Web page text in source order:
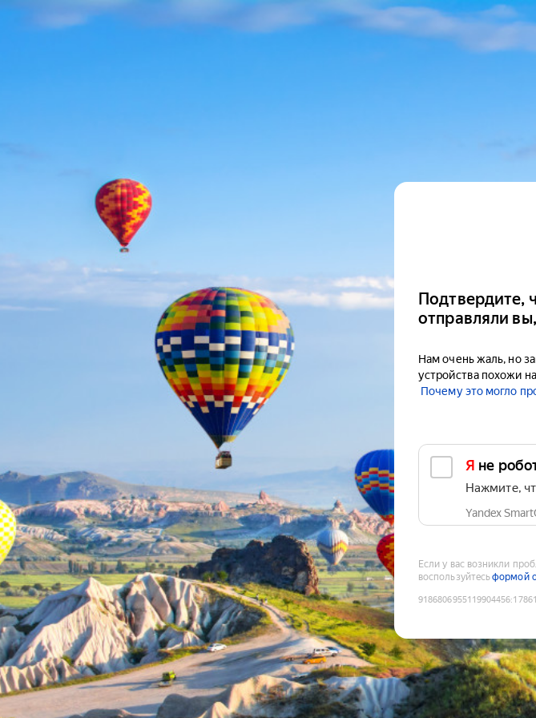
Подтвердите,
отправляли
Нам очень жаль, но
устройства похожи
Почему это могло
Я не
Нажмите,
Yandex
Если у вас возникли
воспользуйтесьформой
9186806955119904456: